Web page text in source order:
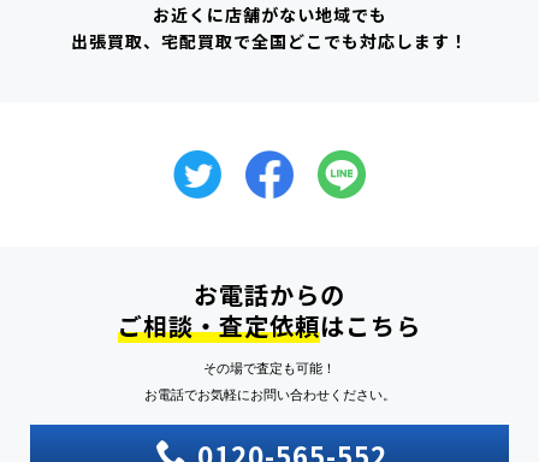
お近くに店舗がない地域でも
出張買取、宅配買取で全国どこでも対応します！
お電話からの
ご相談・査定依頼はこちら
その場で査定も可能！
お電話でお気軽にお問い合わせください。